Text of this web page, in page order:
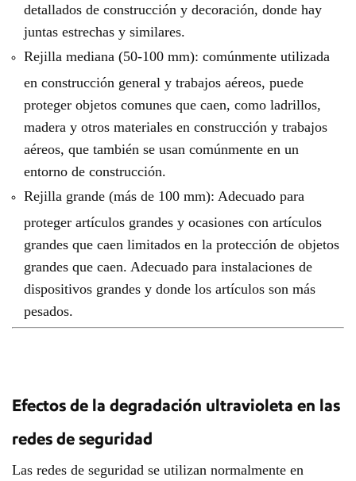
detallados de construcción y decoración, donde hay
juntas estrechas y similares.
Rejilla mediana (50-100 mm): comúnmente utilizada
en construcción general y trabajos aéreos, puede
proteger objetos comunes que caen, como ladrillos,
madera y otros materiales en construcción y trabajos
aéreos, que también se usan comúnmente en un
entorno de construcción.
Rejilla grande (más de 100 mm): Adecuado para
proteger artículos grandes y ocasiones con artículos
grandes que caen limitados en la protección de objetos
grandes que caen. Adecuado para instalaciones de
dispositivos grandes y donde los artículos son más
pesados.
Efectos de la degradación ultravioleta en las
redes de seguridad
Las redes de seguridad se utilizan normalmente en